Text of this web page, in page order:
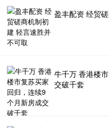
盈丰配资 经贸
牛千万 香港楼
交破千套